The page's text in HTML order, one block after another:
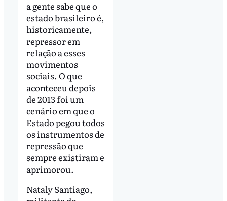
a gente sabe que o
estado brasileiro é,
historicamente,
repressor em
relação a esses
movimentos
sociais. O que
aconteceu depois
de 2013 foi um
cenário em que o
Estado pegou todos
os instrumentos de
repressão que
sempre existiram e
aprimorou.
Nataly Santiago,